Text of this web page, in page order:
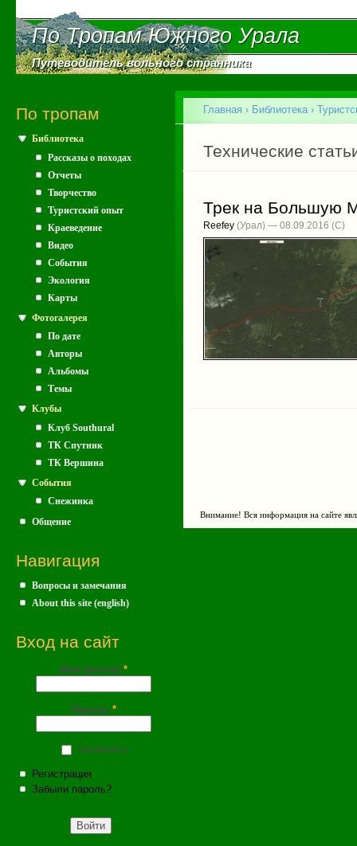
По Тропам Южного Урала
По Тропам Южного Урала
Путеводитель вольного странника
Путеводитель вольного странника
По тропам
Библиотека
Рассказы о походах
Отчеты
Творчество
Туристский опыт
Краеведение
Видео
События
Экология
Карты
Фотогалерея
По дате
Авторы
Альбомы
Темы
Клубы
Клуб Southural
ТК Спутник
ТК Вершина
События
Снежинка
Общение
Навигация
Вопросы и замечания
About this site (english)
Вход на сайт
Имя (почта) *
Пароль *
Запомнить
Регистрация
Забыли пароль?
Вы здесь
Главная › Библиотека ›
Технические
Главные вкладки
Трек на Большую
Reefey (Урал) — 08.09.2016
Внимание! Вся информация на сайте